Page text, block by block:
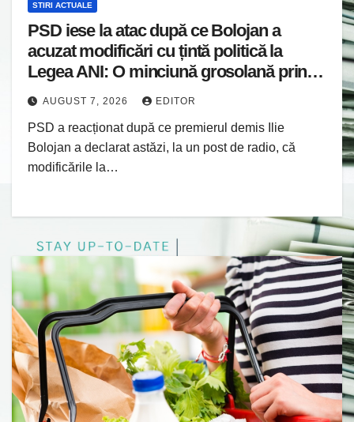
STIRI ACTUALE
PSD iese la atac după ce Bolojan a
acuzat modificări cu țintă politică la
Legea ANI: O minciună grosolană prin
care încearcă să acopere culpa PNL-
AUGUST 7, 2026 EDITOR
PSD a reacționat după ce premierul demis Ilie
Bolojan a declarat astăzi, la un post de radio, că
modificările la…